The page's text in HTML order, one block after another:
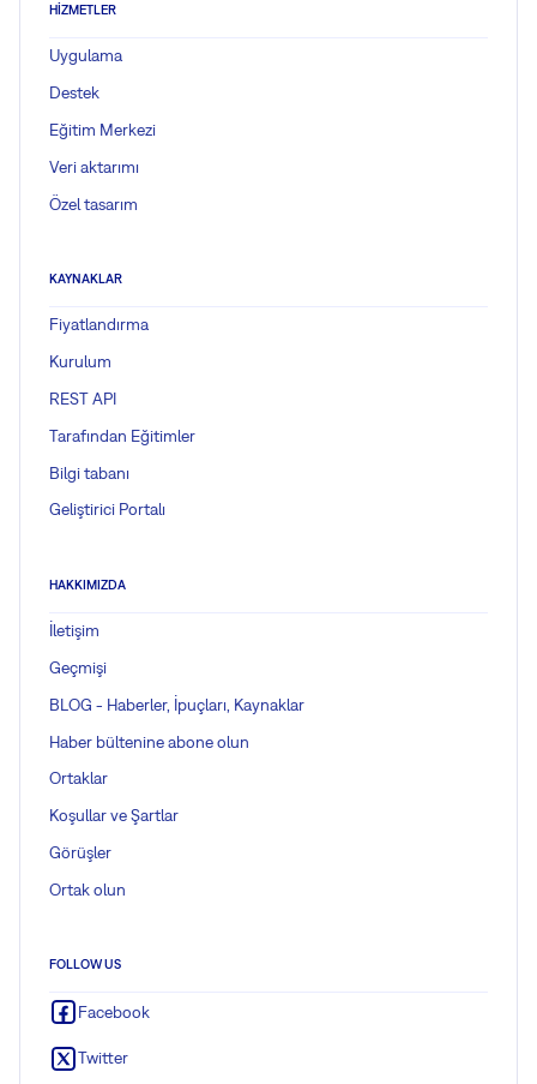
HIZMETLER
Uygulama
Destek
Eğitim Merkezi
Veri aktarımı
Özel tasarım
KAYNAKLAR
Fiyatlandırma
Kurulum
REST API
Tarafından Eğitimler
Bilgi tabanı
Geliştirici Portalı
HAKKIMIZDA
İletişim
Geçmişi
BLOG - Haberler, İpuçları, Kaynaklar
Haber bültenine abone olun
Ortaklar
Koşullar ve Şartlar
Görüşler
Ortak olun
FOLLOW US
Facebook
Twitter